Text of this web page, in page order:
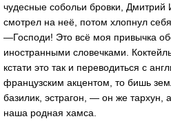
чудесные собольи бровки, Дмитрий
смотрел на неё, потом хлопнул
—Господи! Это всё моя привычка
иностранными словечками.
кстати это так и переводиться с
французским акцентом, то бишь
базилик, эстрагон, — он же
наша родная хамса.